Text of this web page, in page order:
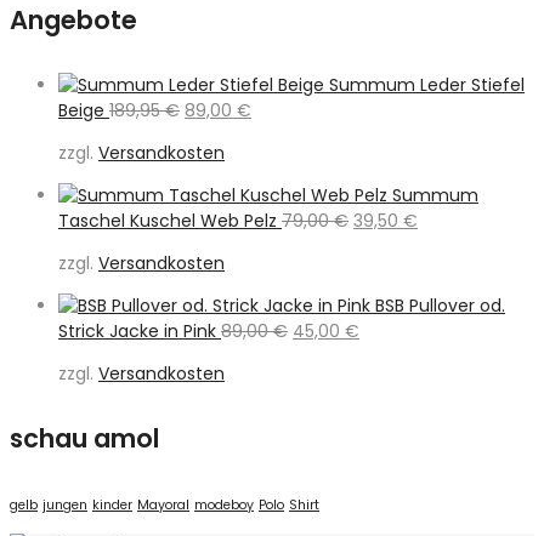
Angebote
Summum Leder Stiefel
Beige 189,95€ Ursprünglicher
war:
189,95 €
89,00 €
89,00 €.
zzgl. Versandkosten
Summum
Taschel Kuschel Web Pelz 79,00€ Ursprünglicher
79,00 €
39,50 €
39,50 €.
zzgl. Versandkosten
BSB Pullover od.
Strick Jacke in Pink 89,00€ Ursprünglicher
45,00 €
zzgl. Versandkosten
schau amol
gelb jungen kinder Mayoral modeboy Polo Shirt